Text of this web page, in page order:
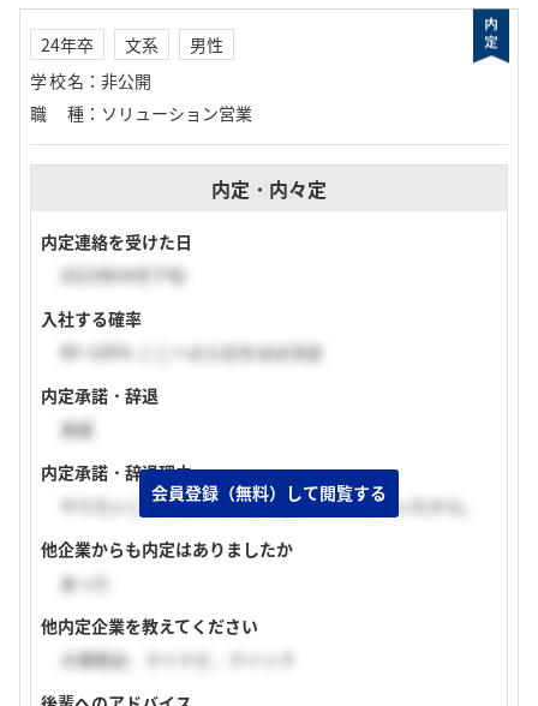
24年卒 文系
男性
学校名 ： 非公開
職種 ： ソリューション営業
内定・内々定
内定連絡を受けた日
2023年04月下旬
入社する確率
80~100% ここへの入社をほぼ決定
内定承諾・辞退
承諾
内定承諾・辞退理由
やりたいこと、なりたい自分像にマッチしていたから。
他企業からも内定はありましたか
あった
他内定企業を教えてください
大塚商会、マイナビ、クイック
会員登録（無料）して閲覧する